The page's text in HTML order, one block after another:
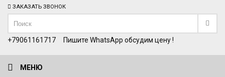
ЗАКАЗАТЬ ЗВОНОК
+79061161717 Пишите WhatsApp обсудим цену !
МЕНЮ